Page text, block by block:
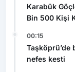
Karabük
Bin 500 Kişi
00:15
nefes kesti